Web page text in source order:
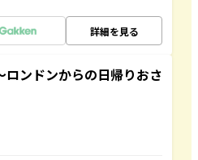
詳細を見る
ンドンからの日帰りおさ